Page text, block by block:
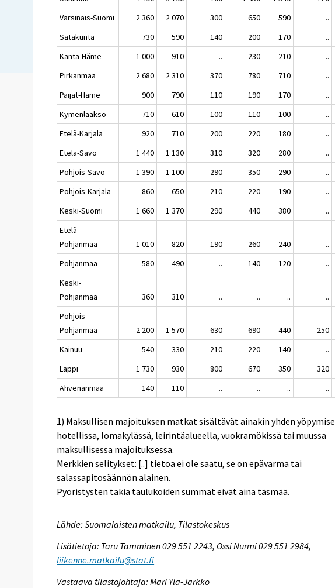
Varsinais-Suomi
2 360 2 070 300 650 590 ..
Satakunta
730 590 140 200 170 ..
Kanta-Häme
1 000 910 .. 230 210 ..
Pirkanmaa
2 680 2 310 370 780 710 ..
Päijät-Häme
900 790 110 190 170 ..
Kymenlaakso
710 610 100 110 100 ..
Etelä-Karjala
920 710 200 220 180 ..
Etelä-Savo
1 440 1 130 310 320 280 ..
Pohjois-Savo
1 390 1 100 290 350 290 ..
Pohjois-Karjala
860 650 210 220 190 ..
Keski-Suomi
1 660 1 370 290 440 380 ..
Etelä-
Pohjanmaa
1 010 820 190 260 240 ..
Pohjanmaa
580 490 .. 140 120 ..
Keski-
Pohjanmaa
360 310 .. .. .. ..
Pohjois-
Pohjanmaa
2 200 1 570 630 690 440 250
Kainuu
540 330 210 220 140 ..
Lappi
1 730 930 800 670 350 320
Ahvenanmaa
140 110 .. .. .. ..
1) Maksullisen majoituksen matkat sisältävät ainakin yhden
hotellissa, lomakylässä, leirintäalueella, vuokramökissä tai muussa
maksullisessa majoituksessa.
Merkkien selitykset: [..] tietoa ei ole saatu, se on epävarma tai
salassapitosäännön alainen.
Pyöristysten takia taulukoiden summat eivät aina täsmää.
Lähde: Suomalaisten matkailu, Tilastokeskus
Lisätietoja: Taru Tamminen 029 551 2243, Ossi Nurmi 029 551 2984,
liikenne.matkailu@stat.fi
Vastaava tilastojohtaja: Mari Ylä-Jarkko